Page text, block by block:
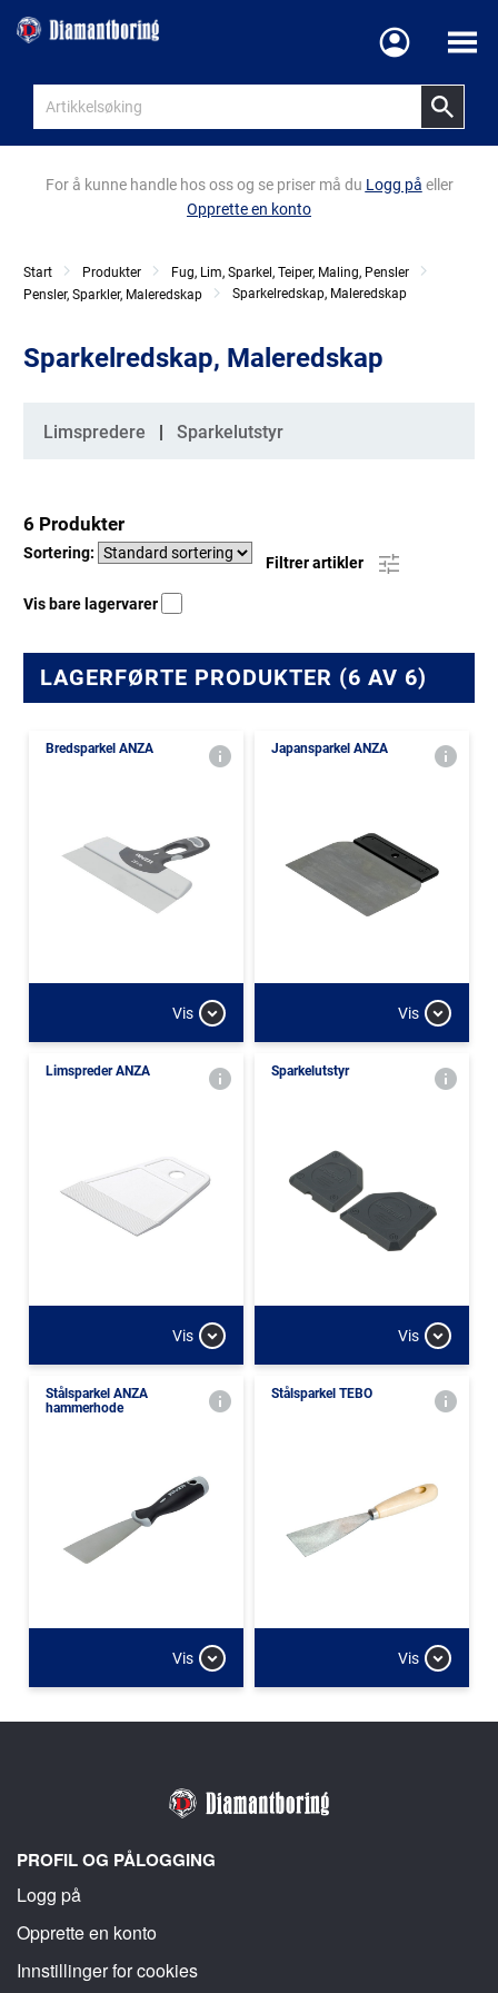
Meny
For å kunne handle hos oss og se priser må du Logg på eller
Opprette en konto
Start Produkter
Fug, Lim, Sparkel, Teiper, Maling, Pensler
Pensler, Sparkler, Maleredskap
Sparkelredskap, Maleredskap
Sparkelredskap, Maleredskap
Kategorier
Limspredere Sparkelutstyr
6 Produkter
Sortering:
Filtrer artikler
Vis bare lagervarer
LAGERFØRTE PRODUKTER (6 AV 6)
Bredsparkel ANZA
Vis
Japansparkel ANZA
Vis
Limspreder ANZA
Vis
Sparkelutstyr
Vis
Stålsparkel ANZA
hammerhode
Vis
Stålsparkel TEBO
Vis
PROFIL OG PÅLOGGING
Logg på
Opprette en konto
Innstillinger for cookies